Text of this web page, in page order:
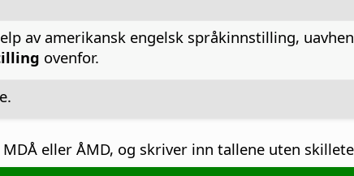
av amerikansk engelsk språkinnstilling,
ovenfor.
eller ÅMD, og skriver inn tallene uten